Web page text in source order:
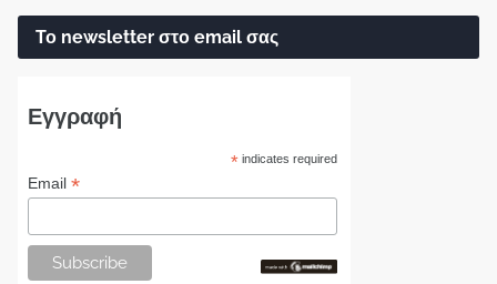
Το newsletter στο email σας
Εγγραφή
* indicates required
Email *